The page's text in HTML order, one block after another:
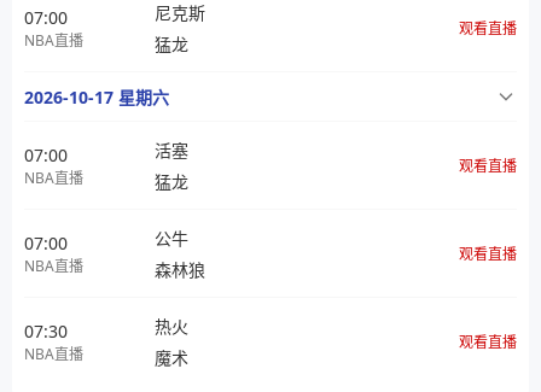
07:00
NBA直播
尼克斯
猛龙
观看直播
2026-10-17 星期六
07:00
NBA直播
活塞
猛龙
观看直播
07:00
NBA直播
公牛
森林狼
观看直播
07:30
NBA直播
热火
魔术
观看直播